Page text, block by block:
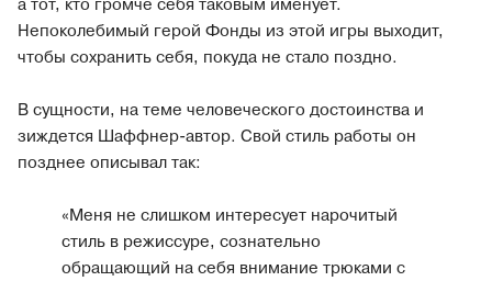
а тот, кто громче себя таковым именует.
Непоколебимый герой Фонды из этой игры выходит,
чтобы сохранить себя, покуда не стало поздно.
В сущности, на теме человеческого достоинства и
зиждется Шаффнер-автор. Свой стиль работы он
позднее описывал так:
«Меня не слишком интересует нарочитый
стиль в режиссуре, сознательно
обращающий на себя внимание трюками с